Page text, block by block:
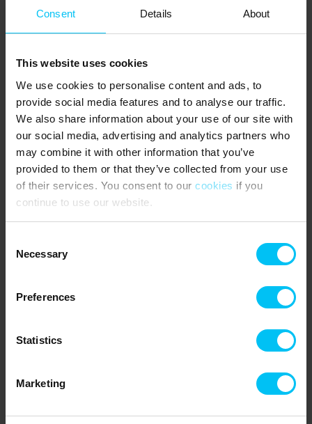
Consent Details About
This website uses cookies
We use cookies to personalise content and ads, to
provide social media features and to analyse our traffic.
We also share information about your use of our site with
our social media, advertising and analytics partners who
may combine it with other information that you’ve
provided to them or that they’ve collected from your use
of their services. You consent to our cookies if you
continue to use our website.
Selection
Necessary
Preferences
Statistics
Marketing
Spaziergang oder eine Pause mit Blick auf das Wasser.
Egal, ob Sie sich für Kunst, Geschichte, Naturerlebnisse
interessieren oder einfach nur am Meer entspannen möchten,
haben sowohl Skagen als auch Sæby viel zu bieten.
Entdecken Sie alles und lassen Sie sich aufToppenafdanmark.de